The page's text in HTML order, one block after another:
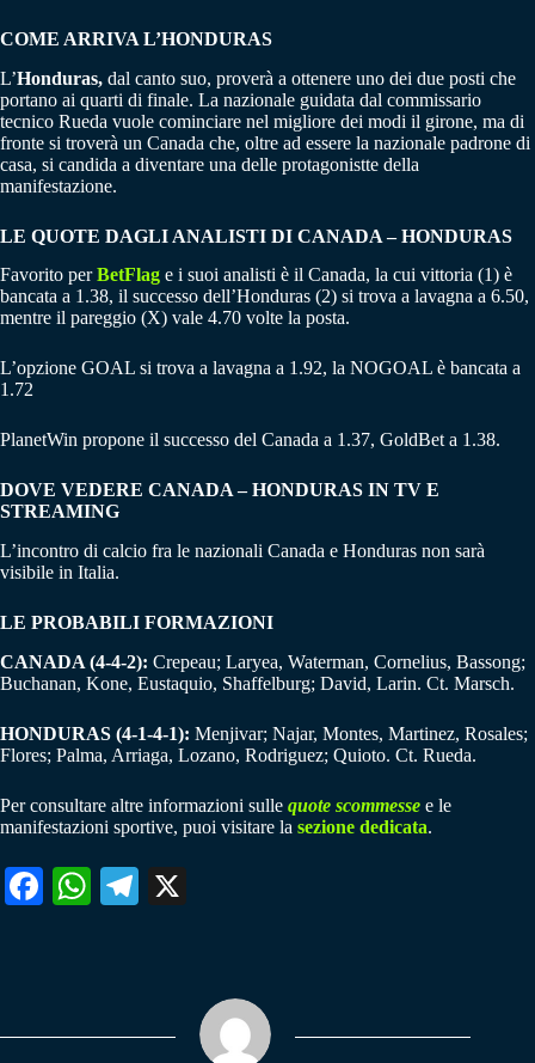
COME ARRIVA L’HONDURAS
L’Honduras, dal canto suo, proverà a ottenere uno dei due posti che
portano ai quarti di finale. La nazionale guidata dal commissario
tecnico Rueda vuole cominciare nel migliore dei modi il girone, ma di
fronte si troverà un Canada che, oltre ad essere la nazionale padrone di
casa, si candida a diventare una delle protagonistte della
manifestazione.
LE QUOTE DAGLI ANALISTI DI CANADA – HONDURAS
Favorito perBetFlag e i suoi analisti è il Canada, la cui vittoria (1) è
bancata a 1.38, il successo dell’Honduras (2) si trova a lavagna a 6.50,
mentre il pareggio (X) vale 4.70 volte la posta.
L’opzione GOAL si trova a lavagna a 1.92, la NOGOAL è bancata a
1.72
PlanetWin propone il successo del Canada a 1.37, GoldBet a 1.38.
DOVE VEDERE CANADA – HONDURAS IN TV E
STREAMING
L’incontro di calcio fra le nazionali Canada e Honduras non sarà
visibile in Italia.
LE PROBABILI FORMAZIONI
CANADA (4-4-2): Crepeau; Laryea, Waterman, Cornelius, Bassong;
Buchanan, Kone, Eustaquio, Shaffelburg; David, Larin. Ct. Marsch.
HONDURAS (4-1-4-1): Menjivar; Najar, Montes, Martinez, Rosales;
Flores; Palma, Arriaga, Lozano, Rodriguez; Quioto. Ct. Rueda.
Per consultare altre informazioni sulle quote scommesse e le
manifestazioni sportive, puoi visitare la sezione dedicata.
Fa W
pp
Te
m